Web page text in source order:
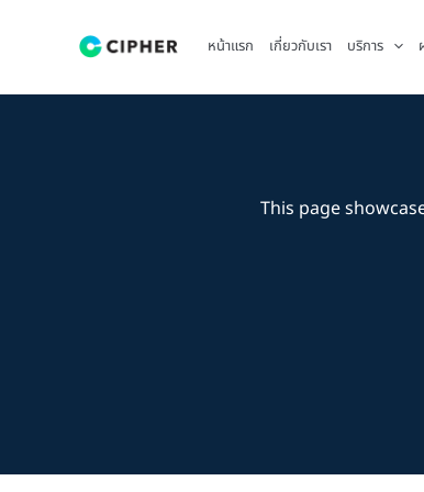
หน้าแรก เกี่ยวกับเรา บริการ
This page